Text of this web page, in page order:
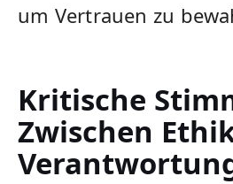
um Vertrauen zu
Kritische
Zwischen